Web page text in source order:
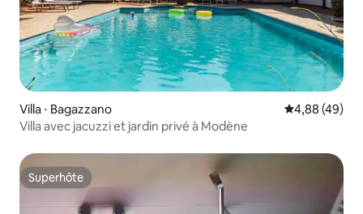
Villa ⋅ Bagazzano Évaluation
4,88 (49)
Villa avec jacuzzi et jardin privé à Modène
Superhôte
Superhôte